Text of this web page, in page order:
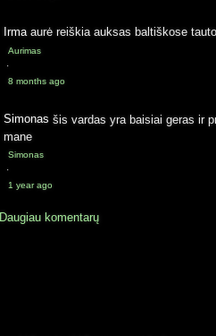
Irma aurė reiškia auksas baltiškose
Aurimas
·
8 months ago
Simonas šis vardas yra baisiai geras ir
mane
Simonas
·
1 year ago
Daugiau komentarų